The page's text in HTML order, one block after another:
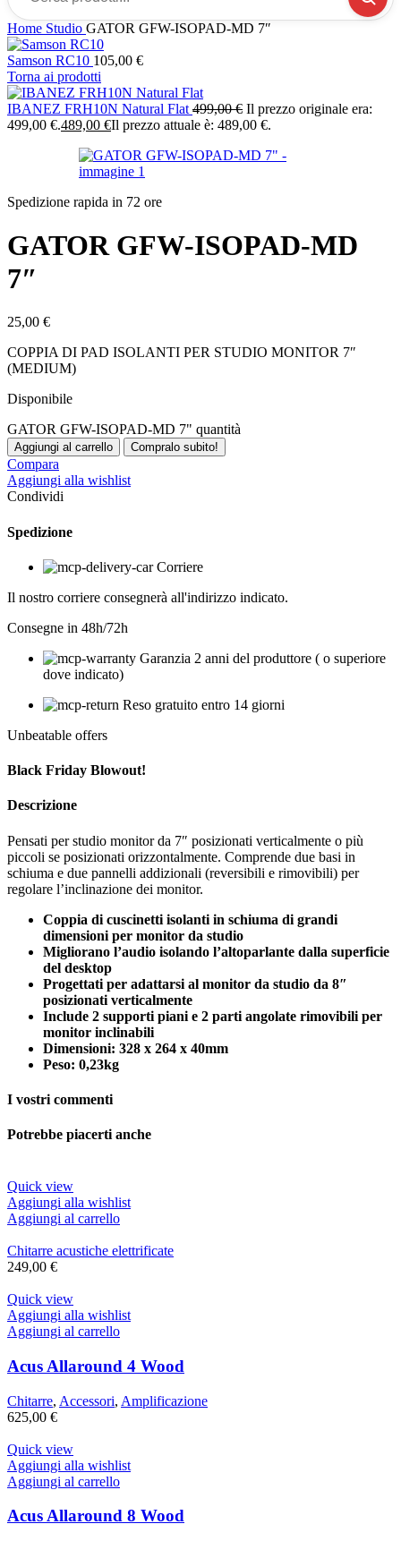
Home Studio GATOR GFW-ISOPAD-MD 7″
Samson RC10 105,00 €
Torna ai prodotti
IBANEZ FRH10N Natural Flat 499,00€ Il prezzo originale era:
499,00 €.489,00 €Il prezzo attuale è: 489,00 €.
Spedizione rapida in 72 ore
GATOR GFW-ISOPAD-MD
7″
25,00 €
COPPIA DI PAD ISOLANTI PER STUDIO MONITOR 7″
(MEDIUM)
Disponibile
GATOR GFW-ISOPAD-MD 7" quantità
Aggiungi al carrello Compralo subito!
Compara
Aggiungi alla wishlist
Condividi
Spedizione
Corriere
Il nostro corriere consegnerà all'indirizzo indicato.
Consegne in 48h/72h
Garanzia 2 anni del produttore ( o superiore
dove indicato)
Reso gratuito entro 14 giorni
Unbeatable offers
Black Friday Blowout!
Descrizione
Pensati per studio monitor da 7″ posizionati verticalmente o più
piccoli se posizionati orizzontalmente. Comprende due basi in
schiuma e due pannelli addizionali (reversibili e rimovibili) per
regolare l’inclinazione dei monitor.
Coppia di cuscinetti isolanti in schiuma di grandi
dimensioni per monitor da studio
Migliorano l’audio isolando l’altoparlante dalla superficie
del desktop
Progettati per adattarsi al monitor da studio da 8″
posizionati verticalmente
Include 2 supporti piani e 2 parti angolate rimovibili per
monitor inclinabili
Dimensioni: 328 x 264 x 40mm
Peso: 0,23kg
I vostri commenti
Potrebbe piacerti anche
Quick view
Aggiungi alla wishlist
Aggiungi al carrello
Chitarre acustiche elettrificate
249,00 €
Quick view
Aggiungi alla wishlist
Aggiungi al carrello
Acus Allaround 4 Wood
Chitarre, Accessori, Amplificazione
625,00 €
Quick view
Aggiungi alla wishlist
Aggiungi al carrello
Acus Allaround 8 Wood